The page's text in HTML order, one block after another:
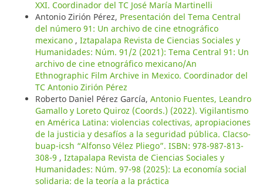
XXI. Coordinador del TC José María Martinelli
Antonio Zirión Pérez, Presentación del Tema Central
del número 91: Un archivo de cine etnográfico
mexicano , Iztapalapa Revista de Ciencias Sociales y
Humanidades: Núm. 91/2 (2021): Tema Central 91: Un
archivo de cine etnográfico mexicano/An
Ethnographic Film Archive in Mexico. Coordinador del
TC Antonio Zirión Pérez
Roberto Daniel Pérez García, Antonio Fuentes, Leandro
Gamallo y Loreto Quiroz (Coords.) (2022). Vigilantismo
en América Latina: violencias colectivas, apropiaciones
de la justicia y desafíos a la seguridad pública. Clacso-
buap-icsh “Alfonso Vélez Pliego”. ISBN: 978-987-813-
308-9 , Iztapalapa Revista de Ciencias Sociales y
Humanidades: Núm. 97-98 (2025): La economía social
solidaria: de la teoría a la práctica